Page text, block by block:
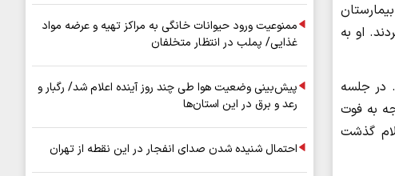
او به
فرستاده شد. در جلسه
به فوت
گذشت
ممنوعیت ورود حیوانات خانگی به مراکز تهیه و عرضه مواد
غذایی/ پملب در انتظار متخلفان
پیش‌بینی وضعیت هوا طی چند روز آینده اعلام شد/ رگبار و
رعد و برق در این استان‌ها
احتمال شنیده شدن صدای انفجار در این نقطه از تهران